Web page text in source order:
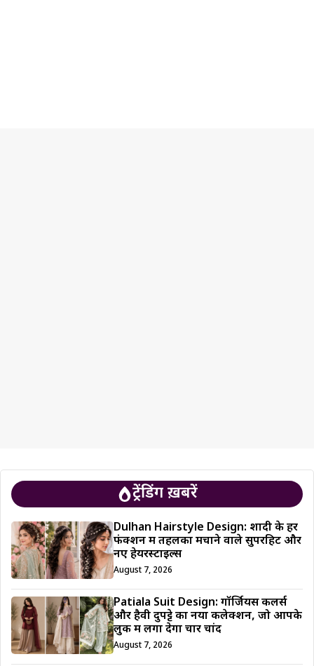
ट्रेंडिंग ख़बरें
Dulhan Hairstyle Design: शादी के हर
फंक्शन में तहलका मचाने वाले सुपरहिट और
नए हेयरस्टाइल्स
August 7, 2026
Patiala Suit Design: गॉर्जियस कलर्स
और हैवी दुपट्टे का नया कलेक्शन, जो आपके
लुक में लगा देगा चार चांद
August 7, 2026